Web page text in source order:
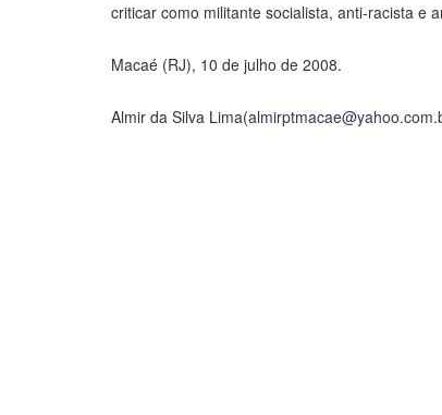
criticar como militante socialista, anti-racista e
Macaé (RJ), 10 de julho de 2008.
Almir da Silva Lima(